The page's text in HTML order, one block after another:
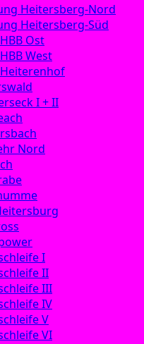
Heitersberg-Nord
Heitersberg-Süd
Ost
West
I + II
Nord
I
II
III
IV
V
VI